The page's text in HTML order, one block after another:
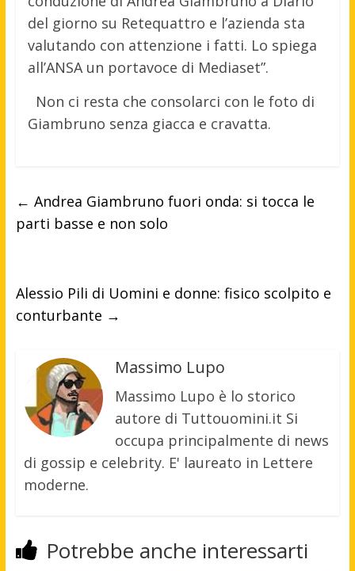
del giorno su Retequattro e l’azienda sta
valutando con attenzione i fatti. Lo spiega
all’ANSA un portavoce di Mediaset”.
Non ci resta che consolarci con le foto di
Giambruno senza giacca e cravatta.
← Andrea Giambruno fuori onda: si tocca le
parti basse e non solo
Alessio Pili di Uomini e donne: fisico scolpito e
conturbante →
Massimo Lupo
Massimo Lupo è lo storico
autore di Tuttouomini.it Si
occupa principalmente di news
di gossip e celebrity. E' laureato in Lettere
moderne.
Potrebbe anche interessarti